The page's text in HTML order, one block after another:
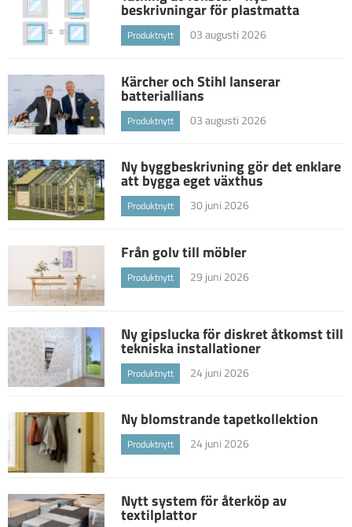
beskrivningar för plastmatta
Produktnytt 03 augusti 2026
Kärcher och Stihl lanserar
batteriallians
Produktnytt 03 augusti 2026
Ny byggbeskrivning gör det enklare
att bygga eget växthus
Produktnytt 30 juni 2026
Från golv till möbler
Produktnytt 29 juni 2026
Ny gipslucka för diskret åtkomst till
tekniska installationer
Produktnytt 24 juni 2026
Ny blomstrande tapetkollektion
Produktnytt 24 juni 2026
Nytt system för återköp av
textilplattor